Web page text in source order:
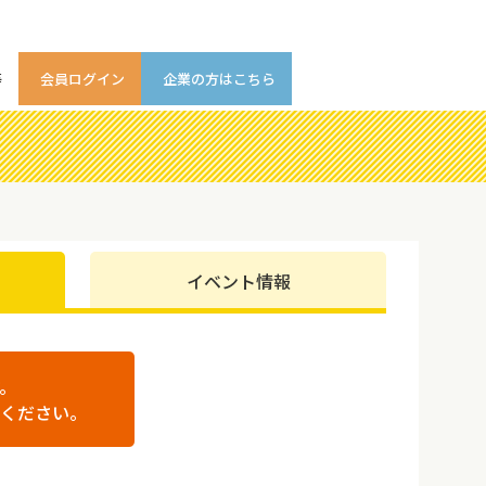
会員ログイン 企業の方はこちら
イベント情報
ださい。